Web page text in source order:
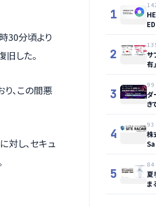
30分頃より
した。
、この間悪
し、セキュ
1
強
2
サ
有
ー
3
ダ
き
ウ
4
株
り
域
5
夏
ま
か